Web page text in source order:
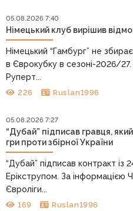
05.08.2026 7:40
Німецький клуб вирішив
Німецький “Гамбург” не
в Єврокубку в сезоні-2026/
Руперт...
226 Ruslan1996
05.08.2026 7:27
“Дубай” підписав гравця,
гри проти збірної України
“Дубай” підписав контракт
Ерікструпом. За інформацією
Євроліги...
169 Ruslan1996